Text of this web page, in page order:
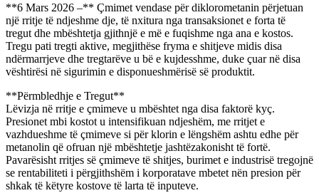
**6 Mars 2026 –** Çmimet vendase për diklorometanin përjetuan
një rritje të ndjeshme dje, të nxitura nga transaksionet e forta të
tregut dhe mbështetja gjithnjë e më e fuqishme nga ana e kostos.
Tregu pati tregti aktive, megjithëse fryma e shitjeve midis disa
ndërmarrjeve dhe tregtarëve u bë e kujdesshme, duke çuar në disa
vështirësi në sigurimin e disponueshmërisë së produktit.
**Përmbledhje e Tregut**
Lëvizja në rritje e çmimeve u mbështet nga disa faktorë kyç.
Presionet mbi kostot u intensifikuan ndjeshëm, me rritjet e
vazhdueshme të çmimeve si për klorin e lëngshëm ashtu edhe për
metanolin që ofruan një mbështetje jashtëzakonisht të fortë.
Pavarësisht rritjes së çmimeve të shitjes, burimet e industrisë tregojnë
se rentabiliteti i përgjithshëm i korporatave mbetet nën presion për
shkak të këtyre kostove të larta të inputeve.